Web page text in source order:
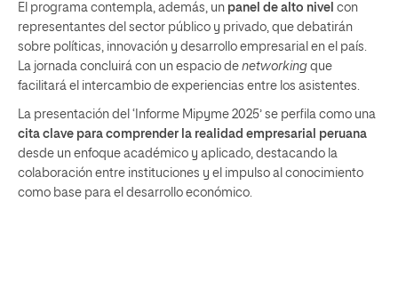
El programa contempla, además, un panel de alto nivel con
representantes del sector público y privado, que debatirán
sobre políticas, innovación y desarrollo empresarial en el país.
La jornada concluirá con un espacio de networking que
facilitará el intercambio de experiencias entre los asistentes.
La presentación del ‘Informe Mipyme 2025’ se perfila como una
cita clave para comprender la realidad empresarial peruana
desde un enfoque académico y aplicado, destacando la
colaboración entre instituciones y el impulso al conocimiento
como base para el desarrollo económico.